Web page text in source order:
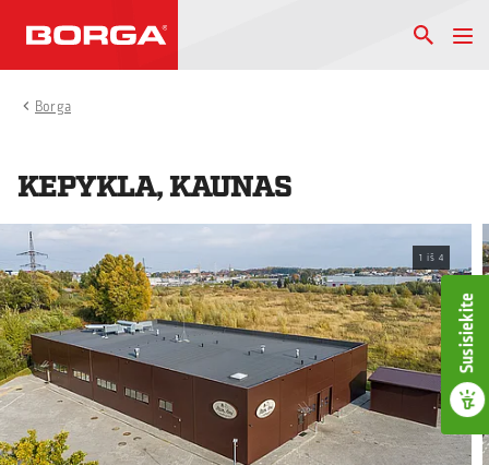
Susisiekite
Borga
KEPYKLA, KAUNAS
1 iš 4